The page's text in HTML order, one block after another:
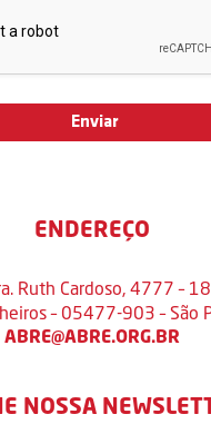
ENDEREÇO
Ruth Cardoso, 4777 –
– 05477-903 – São
ABRE@ABRE.ORG.BR
NOSSA